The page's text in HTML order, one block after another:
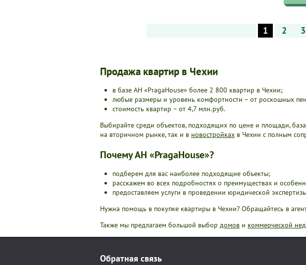
Продажа квартир в Чехии
в базе АН «PragaHouse» более 2 800 квартир в Чехии;
любые размеры и уровень комфортности – от роскошных
стоимость квартир – от 4,7 млн.руб.
Выбирайте среди объектов, подходящих по цене и площади,
на вторичном рынке, так и в новостройках в Чехии с полным
Почему АН «PragaHouse»?
подберем для вас наиболее подходящие объекты;
расскажем во всех подробностях о преимуществах и
предоставляем услуги в проведении юридической
Нужна помощь в покупке квартиры в Чехии? Обращайтесь в
Также мы предлагаем большой выбор домов и коммерческой
1 2 3
Обратная связь